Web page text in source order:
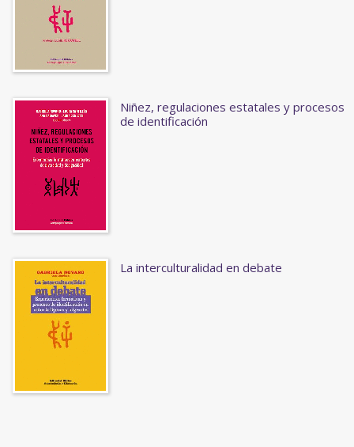
Niñez, regulaciones estatales y procesos
de identificación
La interculturalidad en debate